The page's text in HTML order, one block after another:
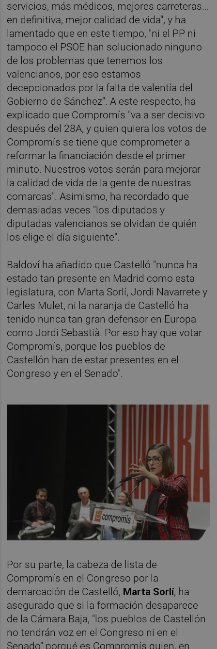
servicios, más médicos, mejores carreteras…
en definitiva, mejor calidad de vida", y ha
lamentado que en este tiempo, "ni el PP ni
tampoco el PSOE han solucionado ninguno
de los problemas que tenemos los
valencianos, por eso estamos
decepcionados por la falta de valentía del
Gobierno de Sánchez". A este respecto, ha
explicado que Compromís "va a ser decisivo
después del 28A, y quien quiera los votos de
Compromís se tiene que comprometer a
reformar la financiación desde el primer
minuto. Nuestros votos serán para mejorar
la calidad de vida de la gente de nuestras
comarcas". Asimismo, ha recordado que
demasiadas veces "los diputados y
diputadas valencianos se olvidan de quién
los elige el día siguiente".
Baldoví ha añadido que Castelló "nunca ha
estado tan presente en Madrid como esta
legislatura, con Marta Sorlí, Jordi Navarrete y
Carles Mulet, ni la naranja de Castelló ha
tenido nunca tan gran defensor en Europa
como Jordi Sebastià. Por eso hay que votar
Compromís, porque los pueblos de
Castellón han de estar presentes en el
Congreso y en el Senado".
Por su parte, la cabeza de lista de
Compromís en el Congreso por la
demarcación de Castelló, Marta Sorlí, ha
asegurado que si la formación desaparece
de la Cámara Baja, "los pueblos de Castellón
no tendrán voz en el Congreso ni en el
Senado" porqué es Compromís quien, en